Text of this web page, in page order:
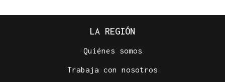
LA REGIÓN
Quiénes somos
Trabaja con nosotros